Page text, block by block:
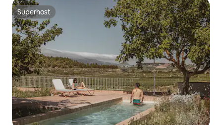
Superhost
Superhost